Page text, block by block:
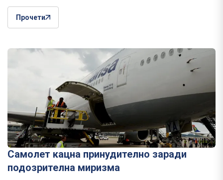
Прочети
Самолет кацна принудително заради
подозрителна миризма